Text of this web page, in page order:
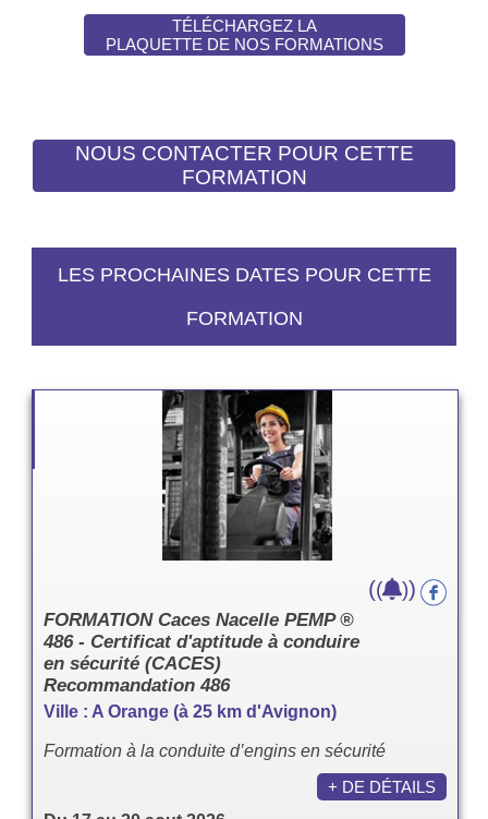
TÉLÉCHARGEZ LA
PLAQUETTE DE NOS FORMATIONS
LES PROCHAINES DATES POUR CETTE
FORMATION
FORMATION Caces Nacelle PEMP ®
486 - Certificat d'aptitude à conduire
en sécurité (CACES)
Recommandation 486
Ville : A Orange (à 25 km d'Avignon)
Formation à la conduite d’engins en sécurité
(( ))
+ DE DÉTAILS